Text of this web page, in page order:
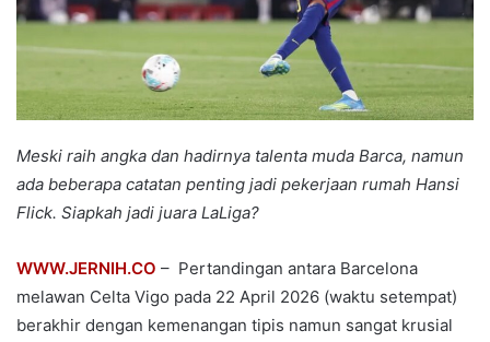
Meski raih angka dan hadirnya talenta muda Barca, namun
ada beberapa catatan penting jadi pekerjaan rumah Hansi
Flick. Siapkah jadi juara LaLiga?
WWW.JERNIH.CO – Pertandingan antara Barcelona
melawan Celta Vigo pada 22 April 2026 (waktu setempat)
berakhir dengan kemenangan tipis namun sangat krusial